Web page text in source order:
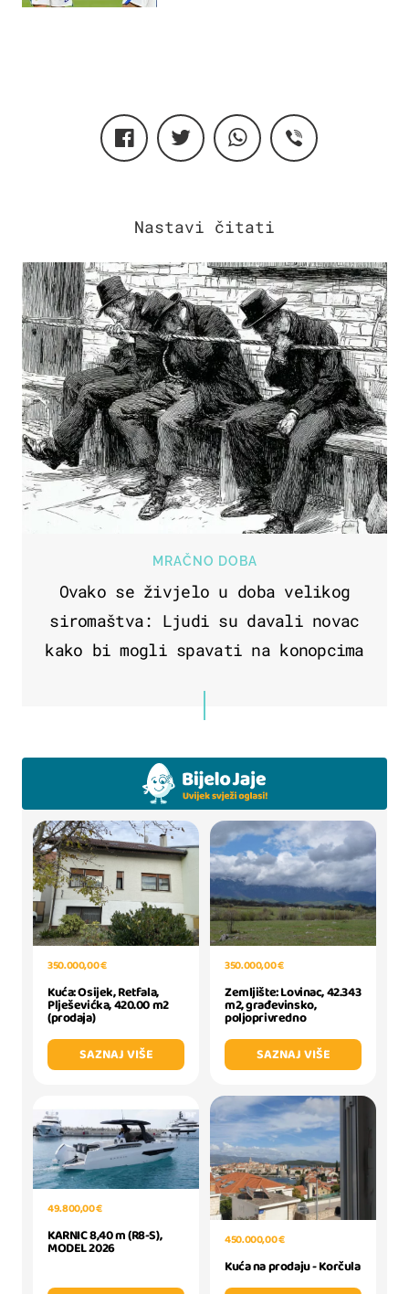
MRAČNO DOBA
Ovako se živjelo u doba velikog
siromaštva: Ljudi su davali novac
kako bi mogli spavati na konopcima
350.000,00 €
Kuća: Osijek, Retfala,
Plješevićka, 420.00 m2
(prodaja)
SAZNAJ VIŠE
350.000,00 €
Zemljište: Lovinac, 42.343
m2, građevinsko,
poljoprivredno
SAZNAJ VIŠE
49.800,00 €
KARNIC 8,40 m (R8-S),
MODEL 2026 450.000,00 €
Kuća na prodaju - Korčula